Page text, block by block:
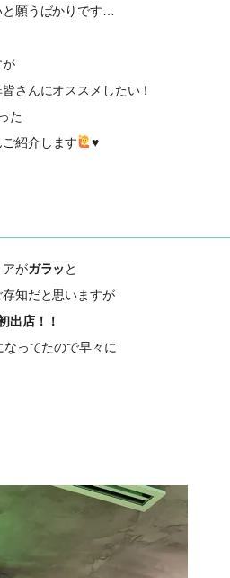
願うばかりです…
が
さんにオススメしたい！
た
ご紹介します ♥
アがガラッと
知だと思いますが
出店！！
ってたので早々に